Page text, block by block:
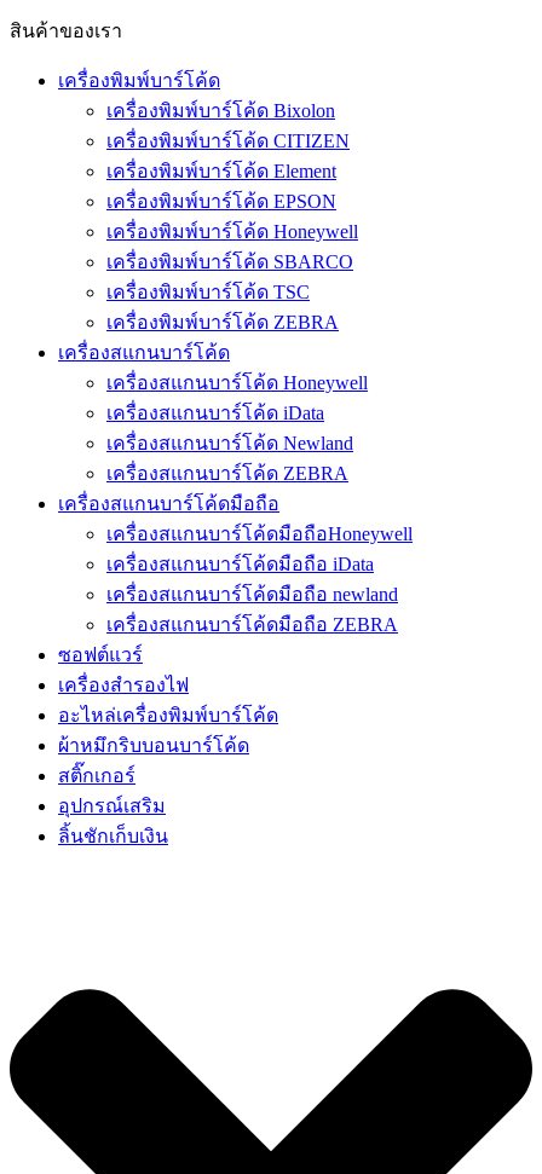
สินค้าของเรา
เครื่องพิมพ์บาร์โค้ด
เครื่องพิมพ์บาร์โค้ด Bixolon
เครื่องพิมพ์บาร์โค้ด CITIZEN
เครื่องพิมพ์บาร์โค้ด Element
เครื่องพิมพ์บาร์โค้ด EPSON
เครื่องพิมพ์บาร์โค้ด Honeywell
เครื่องพิมพ์บาร์โค้ด SBARCO
เครื่องพิมพ์บาร์โค้ด TSC
เครื่องพิมพ์บาร์โค้ด ZEBRA
เครื่องสแกนบาร์โค้ด
เครื่องสแกนบาร์โค้ด Honeywell
เครื่องสแกนบาร์โค้ด iData
เครื่องสแกนบาร์โค้ด Newland
เครื่องสแกนบาร์โค้ด ZEBRA
เครื่องสแกนบาร์โค้ดมือถือ
เครื่องสแกนบาร์โค้ดมือถือHoneywell
เครื่องสแกนบาร์โค้ดมือถือ iData
เครื่องสแกนบาร์โค้ดมือถือ newland
เครื่องสแกนบาร์โค้ดมือถือ ZEBRA
ซอฟต์แวร์
เครื่องสำรองไฟ
อะไหล่เครื่องพิมพ์บาร์โค้ด
ผ้าหมึกริบบอนบาร์โค้ด
สติ๊กเกอร์
อุปกรณ์เสริม
ลิ้นชักเก็บเงิน